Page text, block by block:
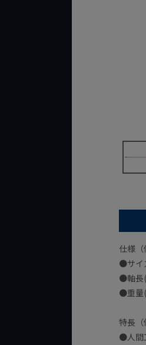
仕様（
●サイ
●軸長
●重量
特長（
●人間